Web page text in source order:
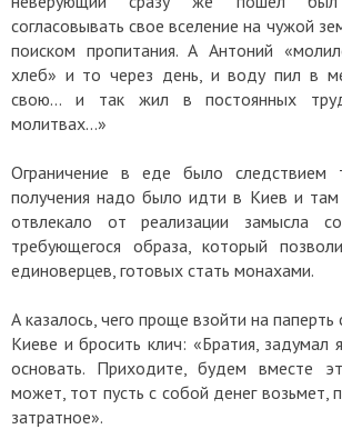
согласовывать свое вселение на чужой
поиском пропитания. А Антоний
хлеб» и то через день, и воду пил в
свою… и так жил в постоянных
молитвах…»
Ограничение в еде было следствием
получения надо было идти в Киев и там
отвлекало от реализации замысла
требующегося образа, который
единоверцев, готовых стать монахами.
А казалось, чего проще взойти на
Киеве и бросить клич: «Братия, задумал
основать. Приходите, будем вместе
может, тот пусть с собой денег возьмет,
затратное».